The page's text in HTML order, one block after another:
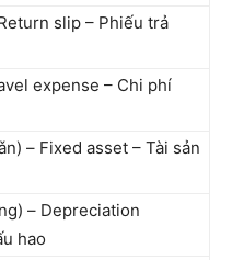
slip – Phiếu trả
expense – Chi phí
– Fixed asset – Tài sản
– Depreciation
hao